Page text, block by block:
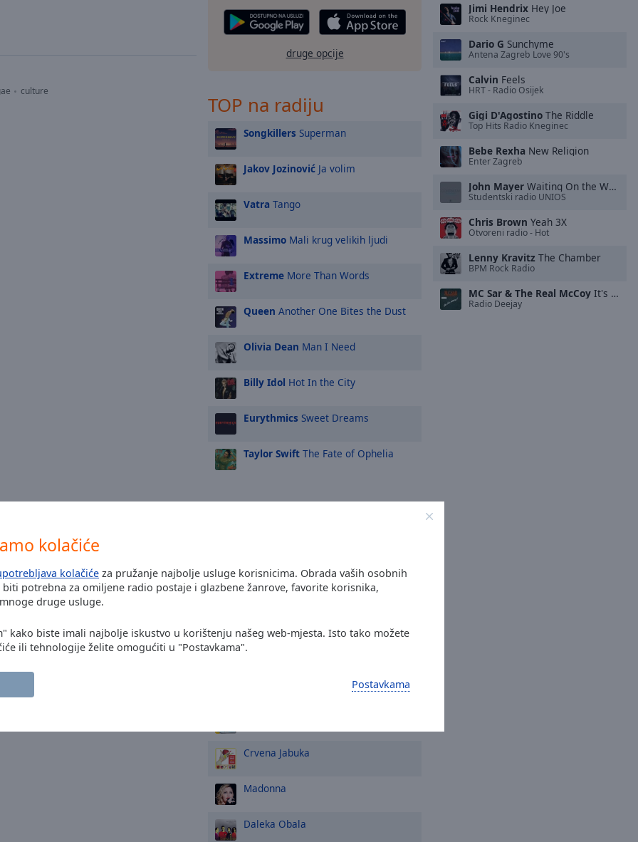
kolačiće
kolačiće za pružanje najbolje usluge korisnicima. Obrada vaših osobnih
potrebna za omiljene radio postaje i glazbene žanrove, favorite korisnika,
druge usluge.
kako biste imali najbolje iskustvo u korištenju našeg web-mjesta. Isto tako možete
ili tehnologije želite omogućiti u "Postavkama".
Postavkama
culture
druge opcije
TOP na radiju
Songkillers Superman
Jakov Jozinović Ja volim
Vatra Tango
Massimo Mali krug velikih ljudi
Extreme More Than Words
Queen Another One Bites the Dust
Olivia Dean Man I Need
Billy Idol Hot In the City
Eurythmics Sweet Dreams
Taylor Swift The Fate of Ophelia
Gibonni
Dino Dvornik
Crvena Jabuka
Madonna
Daleka Obala
Jimi Hendrix Hey Joe
Rock Kneginec
Dario G Sunchyme
Antena Zagreb Love 90's
Calvin Feels
HRT - Radio Osijek
Gigi D'Agostino The Riddle
Top Hits Radio Kneginec
Bebe Rexha New Religion
Enter Zagreb
John Mayer Waiting On the World to Change
Studentski radio UNIOS
Chris Brown Yeah 3X
Otvoreni radio - Hot
Lenny Kravitz The Chamber
BPM Rock Radio
MC Sar & The Real McCoy It's On You
Radio Deejay